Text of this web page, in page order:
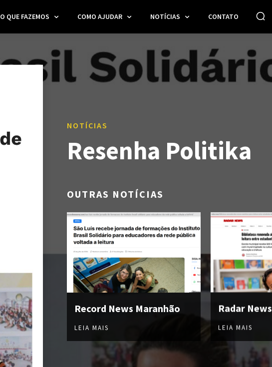
O QUE FAZEMOS COMO AJUDAR NOTÍCIAS CONTATO
NOTÍCIAS
Resenha Politika
OUTRAS NOTÍCIAS
Record News Maranhão
LEIA MAIS
Radar News
LEIA MAIS